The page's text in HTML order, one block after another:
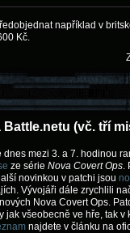
například v
Kč.
(vč. tří
mezi 3. a 7. hodinou
ze série Nova Covert Ops.
novinkou v patchi jsou
Vývojáři dále zrychlili
Nova Covert Ops.
jak všeobecně ve hře, tak
najdete v článku na